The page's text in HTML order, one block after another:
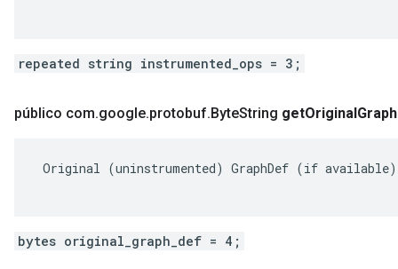
repeated string instrumented_ops = 3;
público com.google.protobuf.ByteString getOriginalGraph
Original (uninstrumented) GraphDef (if
bytes original_graph_def = 4;